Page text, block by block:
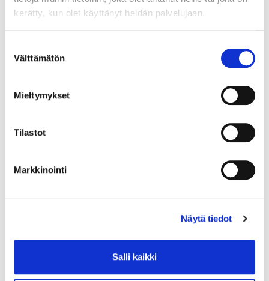
kerätty, kun olet käyttänyt heidän palvelujaan.
valinta
Välttämätön
Mieltymykset
Tilastot
Markkinointi
Näytä tiedot
Salli kaikki
Maa (*):
Olen lukenut